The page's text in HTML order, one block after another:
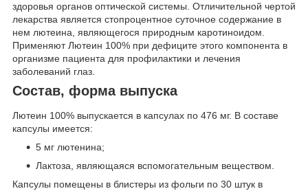
здоровья органов оптической системы. Отличительной чертой
лекарства является стопроцентное суточное содержание в
нем лютеина, являющегося природным каротиноидом.
Применяют Лютеин 100% при дефиците этого компонента в
организме пациента для профилактики и лечения
заболеваний глаз.
Состав, форма выпуска
Лютеин 100% выпускается в капсулах по 476 мг. В составе
капсулы имеется:
5 мг лютенина;
Лактоза, являющаяся вспомогательным веществом.
Капсулы помещены в блистеры из фольги по 30 штук в